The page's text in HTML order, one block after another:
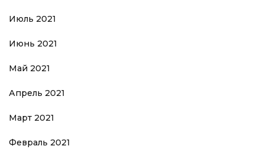
Июль 2021
Июнь 2021
Май 2021
Апрель 2021
Март 2021
Февраль 2021